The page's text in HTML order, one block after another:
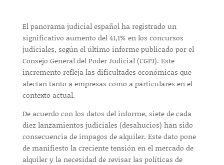
El panorama judicial español ha registrado un
significativo aumento del 41,1% en los concursos
judiciales, según el último informe publicado por el
Consejo General del Poder Judicial (CGPJ). Este
incremento refleja las dificultades económicas que
afectan tanto a empresas como a particulares en el
contexto actual.
De acuerdo con los datos del informe, siete de cada
diez lanzamientos judiciales (desahucios) han sido
consecuencia de impagos de alquiler. Este dato pone
de manifiesto la creciente tensión en el mercado de
alquiler y la necesidad de revisar las políticas de